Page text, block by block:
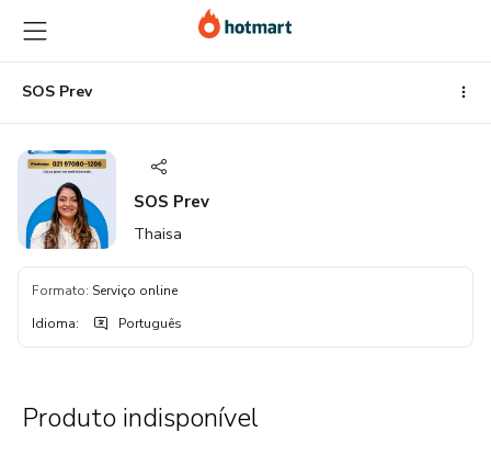
para
o
conteúdo
principal
para
o
pagamento
para
o
rodapé
SOS Prev
SOS Prev
Thaisa
Formato: Serviço online
Idioma: Português
Produto indisponível